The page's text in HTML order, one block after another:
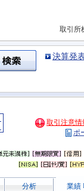
取引所
決算発
取引注意情
ポ
分析 業績